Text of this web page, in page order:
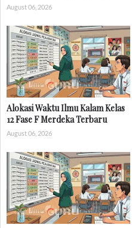
August 06, 2026
Alokasi Waktu Ilmu Kalam Kelas
12 Fase F Merdeka Terbaru
August 06, 2026